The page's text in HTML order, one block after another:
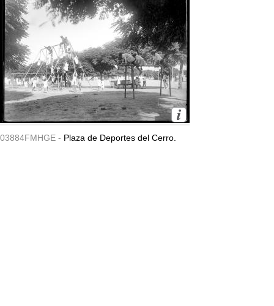
03884FMHGE - Plaza de Deportes del Cerro.